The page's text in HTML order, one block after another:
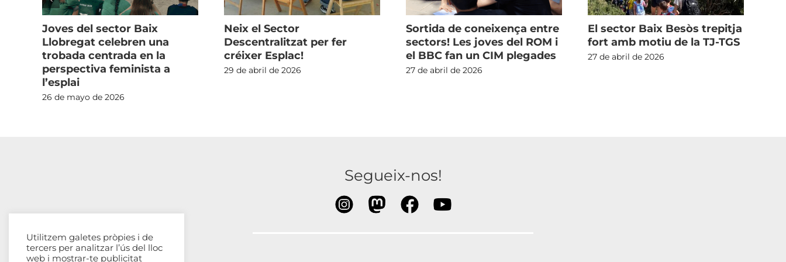
Joves del sector Baix
Llobregat celebren una
trobada centrada en la
perspectiva feminista a
l’esplai
26 de mayo de 2026
Neix el Sector
Descentralitzat per fer
créixer Esplac!
29 de abril de 2026
Sortida de coneixença entre
sectors! Les joves del ROM i
el BBC fan un CIM plegades
27 de abril de 2026
El sector Baix Besòs trepitja
fort amb motiu de la TJ-TGS
27 de abril de 2026
Segueix-nos!
Utilitzem galetes pròpies i de
tercers per analitzar l’ús del lloc
web i mostrar-te publicitat